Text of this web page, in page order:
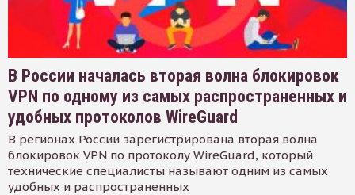
В России началась вторая волна блокировок
VPN по одному из самых распространенных и
удобных протоколов WireGuard
В регионах России зарегистрирована вторая волна
блокировок VPN по протоколу WireGuard, который
технические специалисты называют одним из самых
удобных и распространенных